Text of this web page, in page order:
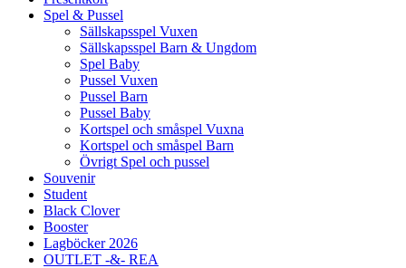
Spel & Pussel
Sällskapsspel Vuxen
Sällskapsspel Barn & Ungdom
Spel Baby
Pussel Vuxen
Pussel Barn
Pussel Baby
Kortspel och småspel Vuxna
Kortspel och småspel Barn
Övrigt Spel och pussel
Souvenir
Student
Black Clover
Booster
Lagböcker 2026
OUTLET -&- REA